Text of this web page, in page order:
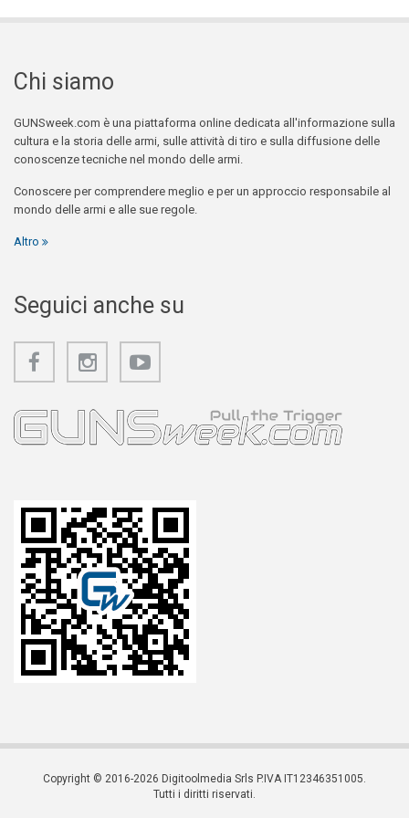
Chi siamo
GUNSweek.com è una piattaforma online dedicata all'informazione sulla
cultura e la storia delle armi, sulle attività di tiro e sulla diffusione delle
conoscenze tecniche nel mondo delle armi.
Conoscere per comprendere meglio e per un approccio responsabile al
mondo delle armi e alle sue regole.
Altro
Seguici anche su
Copyright © 2016-2026 Digitoolmedia Srls P.IVA IT12346351005.
Tutti i diritti riservati.